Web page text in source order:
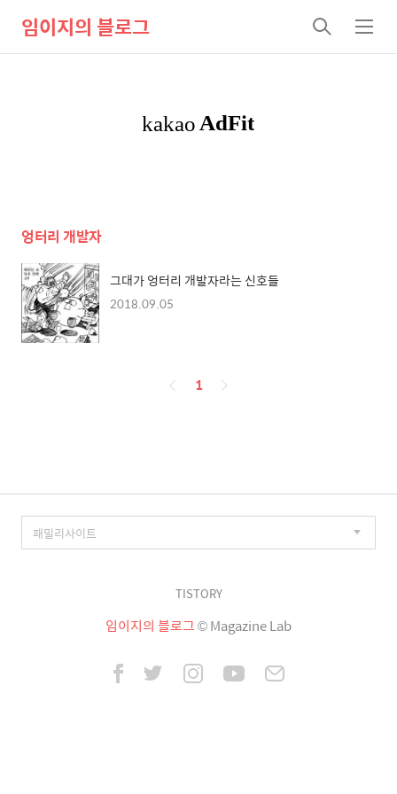
임이지의 블로그
검
색
메
뉴
엉터리 개발자
그대가 엉터리 개발자라는 신호들
2018.09.05
페
1
TISTORY
임이지의 블로그© Magazine Lab